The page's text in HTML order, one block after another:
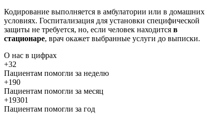
Кодирование выполняется в амбулатории или в домашних
условиях. Госпитализация для установки специфической
защиты не требуется, но, если человек находится в
стационаре, врач окажет выбранные услуги до выписки.
О нас в цифрах
+32
Пациентам помогли за неделю
+190
Пациентам помогли за месяц
+19301
Пациентам помогли за год